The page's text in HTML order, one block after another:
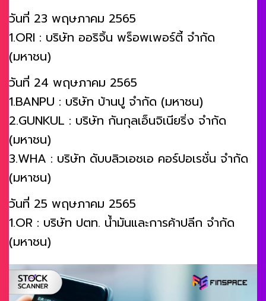
วันที่ 23 พฤษภาคม 2565
1.ORI : บริษัท ออริจิ้น พร็อพเพอร์ตี้ จำกัด
(มหาชน)
วันที่ 24 พฤษภาคม 2565
1.BANPU : บริษัท บ้านปู จำกัด (มหาชน)
2.GUNKUL : บริษัท กันกุลเอ็นจิเนียริ่ง จำกัด
(มหาชน)
3.WHA : บริษัท ดับบลิวเอชเอ คอร์ปอเรชั่น จำกัด
(มหาชน)
วันที่ 25 พฤษภาคม 2565
1.OR : บริษัท ปตท. น้ำมันและการค้าปลีก จำกัด
(มหาชน)